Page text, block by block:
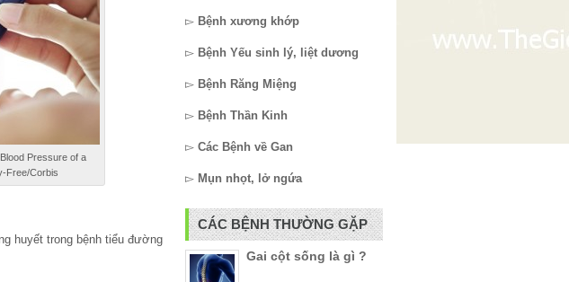
Pressure of a
Free/Corbis
huyết trong bệnh tiểu đường
▻ Bệnh xương khớp
▻ Bệnh Yếu sinh lý, liệt dương
▻ Bệnh Răng Miệng
▻ Bệnh Thần Kinh
▻ Các Bệnh về Gan
▻ Mụn nhọt, lở ngứa
CÁC BỆNH THƯỜNG GẶP
Gai cột sống là gì ?